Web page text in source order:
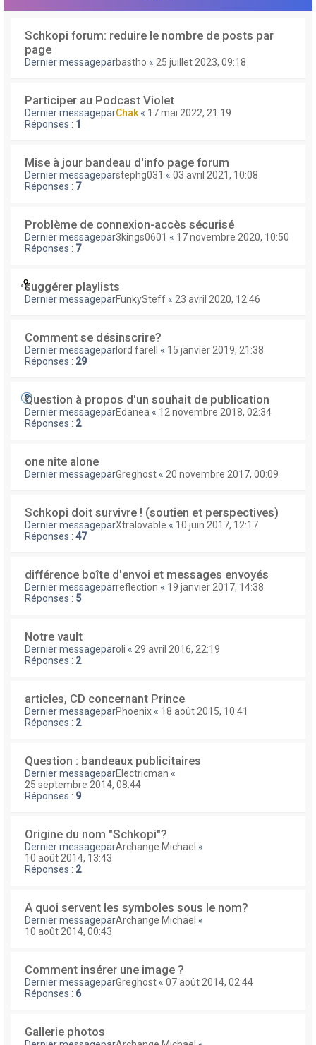
Schkopi forum: reduire le nombre de posts par
page
Dernier messageparbastho « 25 juillet 2023, 09:18
Participer au Podcast Violet
Dernier messageparChak « 17 mai 2022, 21:19
Réponses : 1
Mise à jour bandeau d'info page forum
Dernier messageparstephg031 « 03 avril 2021, 10:08
Réponses : 7
Problème de connexion-accès sécurisé
Dernier messagepar3kings0601 « 17 novembre 2020, 10:50
Réponses : 7
suggérer playlists
Dernier messageparFunkySteff « 23 avril 2020, 12:46
Comment se désinscrire?
Dernier messageparlord farell « 15 janvier 2019, 21:38
Réponses : 29
Question à propos d'un souhait de publication
Dernier messageparEdanea « 12 novembre 2018, 02:34
Réponses : 2
one nite alone
Dernier messageparGreghost « 20 novembre 2017, 00:09
Schkopi doit survivre ! (soutien et perspectives)
Dernier messageparXtralovable « 10 juin 2017, 12:17
Réponses : 47
différence boîte d'envoi et messages envoyés
Dernier messageparreflection « 19 janvier 2017, 14:38
Réponses : 5
Notre vault
Dernier messageparoli « 29 avril 2016, 22:19
Réponses : 2
articles, CD concernant Prince
Dernier messageparPhoenix « 18 août 2015, 10:41
Réponses : 2
Question : bandeaux publicitaires
Dernier messageparElectricman «
25 septembre 2014, 08:44
Réponses : 9
Origine du nom "Schkopi"?
Dernier messageparArchange Michael «
10 août 2014, 13:43
Réponses : 2
A quoi servent les symboles sous le nom?
Dernier messageparArchange Michael «
10 août 2014, 00:43
Comment insérer une image ?
Dernier messageparGreghost « 07 août 2014, 02:44
Réponses : 6
Gallerie photos